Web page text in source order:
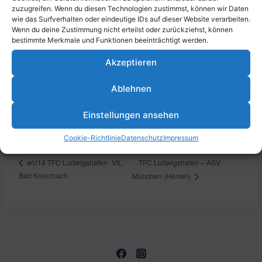
zuzugreifen. Wenn du diesen Technologien zustimmst, können wir Daten
wie das Surfverhalten oder eindeutige IDs auf dieser Website verarbeiten.
Wenn du deine Zustimmung nicht erteilst oder zurückziehst, können
bestimmte Merkmale und Funktionen beeinträchtigt werden.
Akzeptieren
Ablehnen
Einstellungen ansehen
Cookie-RichtlinieDatenschutzImpressum
Zum Kalender hinzufügen
19:30 - 21:30
VERANSTALTUNGSORT
Parkstraße 43, 67061
Deutschland
wU14 TFC Ludwigshafen- VfL
Bad Kreuznach
TFC Ludwigshafen – ASV
München (Herren)